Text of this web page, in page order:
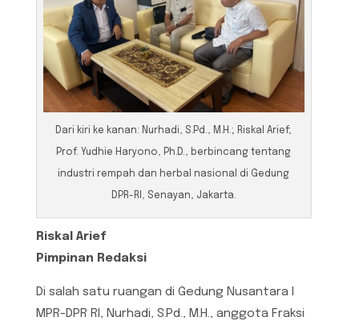
Dari kiri ke kanan: Nurhadi, S.Pd., M.H.; Riskal Arief;
Prof. Yudhie Haryono, Ph.D., berbincang tentang
industri rempah dan herbal nasional di Gedung
DPR-RI, Senayan, Jakarta.
Riskal Arief
Pimpinan Redaksi
Di salah satu ruangan di Gedung Nusantara I
MPR-DPR RI, Nurhadi, S.Pd., M.H., anggota Fraksi